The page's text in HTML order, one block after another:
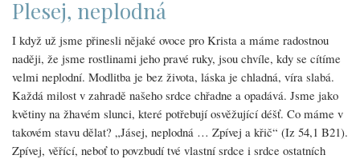
Plesej, neplodná
I když už jsme přinesli nějaké ovoce pro Krista a máme radostnou
naději, že jsme rostlinami jeho pravé ruky, jsou chvíle, kdy se cítíme
velmi neplodní. Modlitba je bez života, láska je chladná, víra slabá.
Každá milost v zahradě našeho srdce chřadne a opadává. Jsme jako
květiny na žhavém slunci, které potřebují osvěžující déšť. Co máme v
takovém stavu dělat? „Jásej, neplodná … Zpívej a křič“ (Iz 54,1 B21).
Zpívej, věřící, neboť to povzbudí tvé vlastní srdce i srdce ostatních